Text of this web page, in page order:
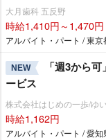
大月歯科 五反野
時給1,410円～1,470円
アルバイト・パート / 東京
NEW
「週3から
ービス
株式会社はじめの一歩/ゆ
時給1,162円
アルバイト・パート / 愛知